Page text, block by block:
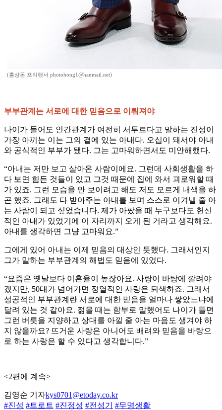
(홍상돈 프리랜서 photohong1@hanmail.net)
부부관계는 서로에 대한 믿음으로 이뤄져야
나이가 들어도 인간관계가 여전히 서투르다고 말하는 진성이
가장 아끼는 이는 그의 곁에 있는 아내다. 오십이 돼서야 아내
와 공식적인 부부가 됐다. 그는 고마워하면서도 미안해했다.
“아내는 저만 보고 살아온 사람이에요. 그런데 사회생활을 하
다 보면 힘든 것들이 있고 그것 때문에 집에 와서 괴로워할 때
가 있죠. 그런 모습을 안 보이려고 해도 저도 모르게 내색을 하
곤 했죠. 그래도 다 받아주는 아내를 보며 스스로 이겨낼 줄 아
는 사람이 되고 싶었습니다. 제가 아팠을 때 누구보다도 헌신
적인 아내가 있었기에 이 자리까지 오게 된 거라고 생각해요.
아내를 생각하면 그냥 고마워요.”
그에게 있어 아내는 이제 믿음의 대상인 듯했다. 그래서인지
그가 말하는 부부관계의 해법도 믿음에 있었다.
“요즘은 옛날보다 이혼율이 높잖아요. 사랑이 바탕에 깔려야
겠지만, 50대가 넘어가면 정열적인 사랑은 퇴색하죠. 그래서
성공적인 부부관계란 서로에 대한 믿음을 얼마나 쌓았느냐에
달려 있는 것 같아요. 젊을 때는 함부로 말했어도 나이가 들면
그런 버릇을 지양하고 상대를 아낄 줄 아는 마음도 생겨야 하
지 않을까요? 뜨거운 사랑은 아니어도 배려와 믿음을 바탕으
로 하는 사랑은 할 수 있다고 생각합니다.”
<2편에 계속>
김영순 기자kys0701@etoday.co.kr
#진성 #트로트 #진정성 #전성기
#무명생활